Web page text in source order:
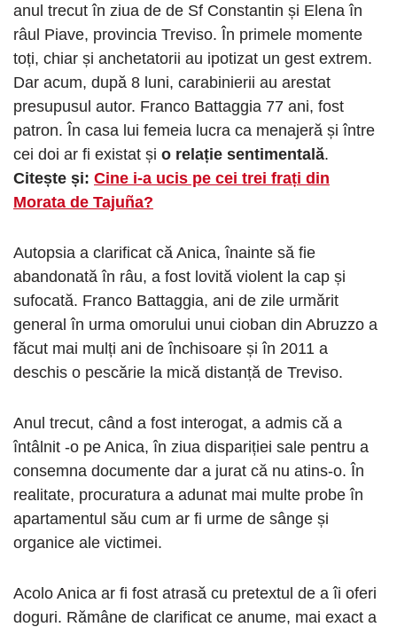
anul trecut în ziua de de Sf Constantin și Elena în
râul Piave, provincia Treviso. În primele momente
toți, chiar și anchetatorii au ipotizat un gest extrem.
Dar acum, după 8 luni, carabinierii au arestat
presupusul autor. Franco Battaggia 77 ani, fost
patron. În casa lui femeia lucra ca menajeră și între
cei doi ar fi existat și o relație sentimentală.
Citește și: Cine i-a ucis pe cei trei frați din
Morata de Tajuña?
Autopsia a clarificat că Anica, înainte să fie
abandonată în râu, a fost lovită violent la cap și
sufocată. Franco Battaggia, ani de zile urmărit
general în urma omorului unui cioban din Abruzzo a
făcut mai mulți ani de închisoare și în 2011 a
deschis o pescărie la mică distanță de Treviso.
Anul trecut, când a fost interogat, a admis că a
întâlnit -o pe Anica, în ziua dispariției sale pentru a
consemna documente dar a jurat că nu atins-o. În
realitate, procuratura a adunat mai multe probe în
apartamentul său cum ar fi urme de sânge și
organice ale victimei.
Acolo Anica ar fi fost atrasă cu pretextul de a îi oferi
doguri. Rămâne de clarificat ce anume, mai exact a